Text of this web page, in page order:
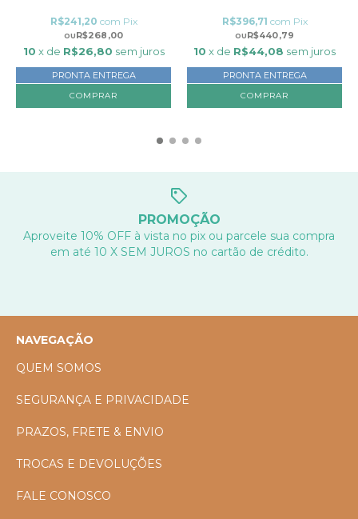
R$268,00
R$241,20 com Pix
10 x de R$26,80 sem juros
PRONTA ENTREGA
COMPRAR
R$440,79
R$396,71 com Pix
10 x de R$44,08 sem juros
PRONTA ENTREGA
PROMOÇÃO
Aproveite 10% OFF à vista no pix ou parcele sua compra
em até 10 X SEM JUROS no cartão de crédito.
NAVEGAÇÃO
QUEM SOMOS
SEGURANÇA E PRIVACIDADE
PRAZOS, FRETE & ENVIO
TROCAS E DEVOLUÇÕES
FALE CONOSCO